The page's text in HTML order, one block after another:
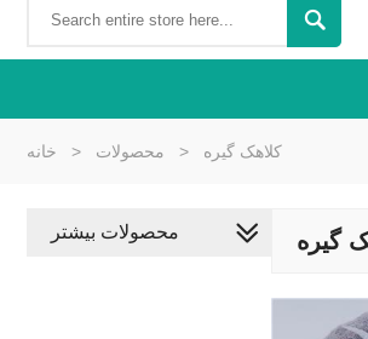

خانه > محصولات > کلاهک گیره
گیره محصولات بیشتر